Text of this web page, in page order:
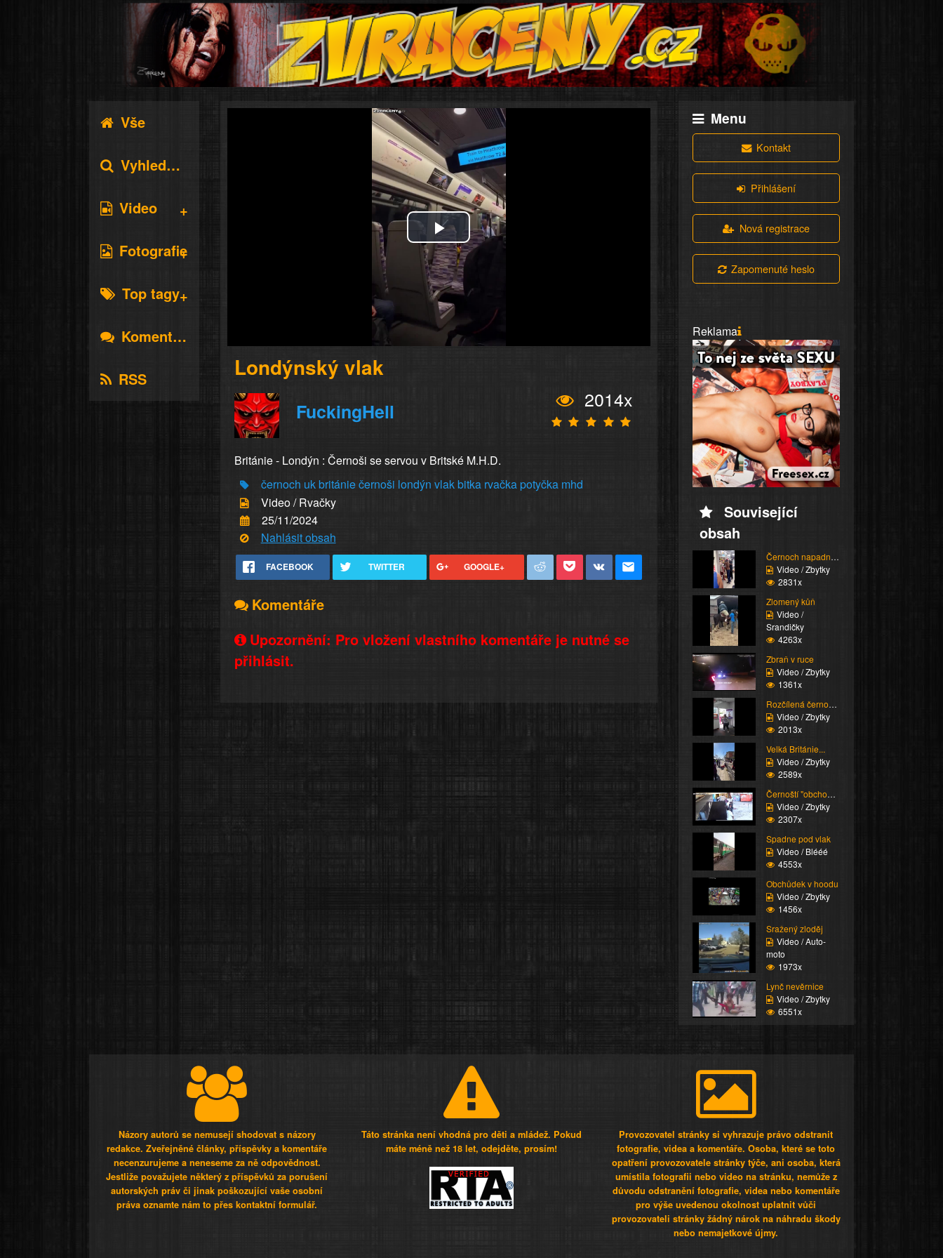
Vše
Vyhledávání
Video
Fotografie
Top tagy
Komentáře
RSS
Play
Video
Londýnský vlak
FuckingHell
2014x
Británie - Londýn : Černoši se servou v Britské M.H.D.
černoch ukbritániečernoši londýn vlakbitka rvačkapotyčka mhd
Video / Rvačky
25/11/2024
Nahlásit obsah
FACEBOOK TWITTER GOOGLE+
Komentáře
Upozornění: Pro vložení vlastního komentáře je nutné se
přihlásit.
Menu
Kontakt
Přihlášení
Nová registrace
Zapomenuté heslo
Reklama
Související
obsah
Černoch napadne stařen...
Video / Zbytky
2831x
Zlomený kůň
Video /
Srandičky
4263x
Zbraň v ruce
Video / Zbytky
1361x
Rozčílená černoška
Video / Zbytky
2013x
Velká Británie...
Video / Zbytky
2589x
Černoští "obchodníci"
Video / Zbytky
2307x
Spadne pod vlak
Video / Blééé
4553x
Obchůdek v hoodu
Video / Zbytky
1456x
Sražený zloděj
Video / Auto-
moto
1973x
Lynč nevěrnice
Video / Zbytky
6551x
Názory autorů se nemusejí shodovat s názory
redakce. Zveřejněné články, příspěvky a komentáře
necenzurujeme a neneseme za ně odpovědnost.
Jestliže považujete některý z příspěvků za porušení
autorských práv či jinak poškozující vaše osobní
práva oznamte nám to přes kontaktní formulář.
Táto stránka není vhodná pro děti a mládež. Pokud
máte méně než 18 let, odejděte, prosím!
Provozovatel stránky si vyhrazuje právo odstranit
fotografie, videa a komentáře. Osoba, které se toto
opatření provozovatele stránky týče, ani osoba, která
umístila fotografii nebo video na stránku, nemůže z
důvodu odstranění fotografie, videa nebo komentáře
pro výše uvedenou okolnost uplatnit vůči
provozovateli stránky žádný nárok na náhradu škody
nebo nemajetkové újmy.